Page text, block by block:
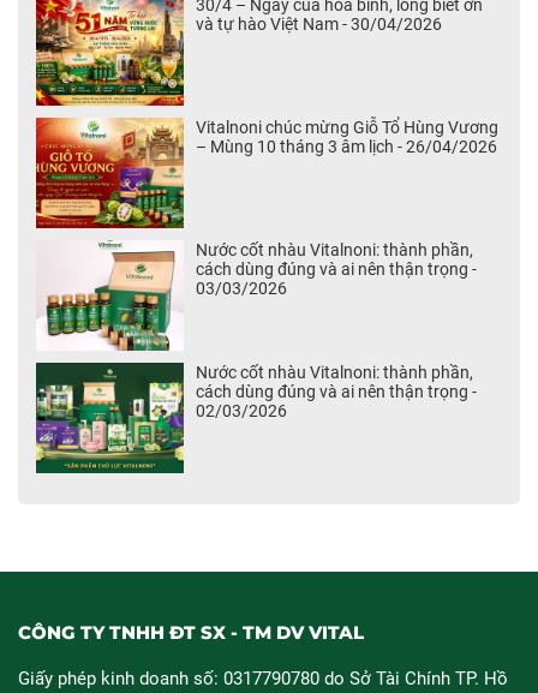
30/4 – Ngày của hòa bình, lòng biết ơn
và tự hào Việt Nam - 30/04/2026
Vitalnoni chúc mừng Giỗ Tổ Hùng Vương
– Mùng 10 tháng 3 âm lịch - 26/04/2026
Nước cốt nhàu Vitalnoni: thành phần,
cách dùng đúng và ai nên thận trọng -
03/03/2026
Nước cốt nhàu Vitalnoni: thành phần,
cách dùng đúng và ai nên thận trọng -
02/03/2026
CÔNG TY TNHH ĐT SX - TM DV VITAL
Giấy phép kinh doanh số: 0317790780 do Sở Tài Chính TP. Hồ